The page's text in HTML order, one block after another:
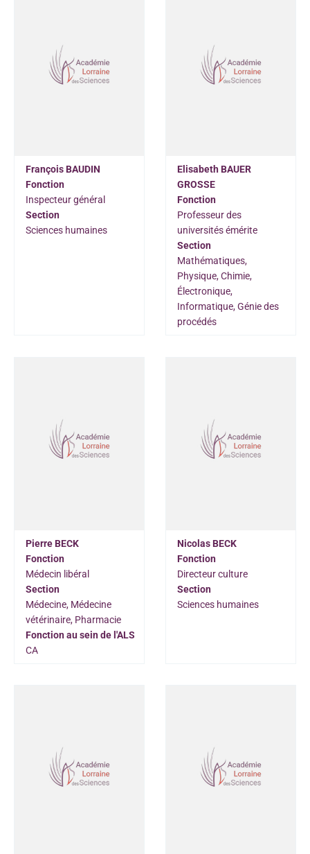
François BAUDIN
Fonction
Inspecteur général
Section
Sciences humaines
Elisabeth BAUER
GROSSE
Fonction
Professeur des
universités émérite
Section
Mathématiques,
Physique, Chimie,
Électronique,
Informatique, Génie des
procédés
Pierre BECK
Fonction
Médecin libéral
Section
Médecine, Médecine
vétérinaire, Pharmacie
Fonction au sein de l'ALS
CA
Nicolas BECK
Fonction
Directeur culture
Section
Sciences humaines